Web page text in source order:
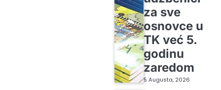
za sve
osnovce u
TK već 5.
godinu
zaredom
5 Augusta, 2026